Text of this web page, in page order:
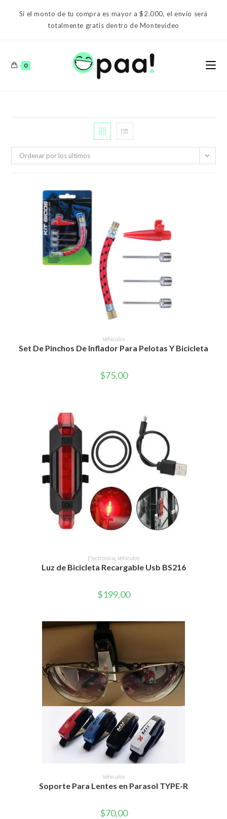
Si el monto de tu compra es mayor a $2.000, el envío será
totalmente gratis dentro de Montevideo
0
Ordenar por los últimos
AÑADIR AL CARRITO
Vehículos
Set De Pinchos De Inflador Para Pelotas Y Bicicleta
$75,00
AÑADIR AL CARRITO
Electrónica Vehículos
Luz de Bicicleta Recargable Usb BS216
$199,00
AÑADIR AL CARRITO
Vehículos
Soporte Para Lentes en Parasol TYPE-R
$70,00